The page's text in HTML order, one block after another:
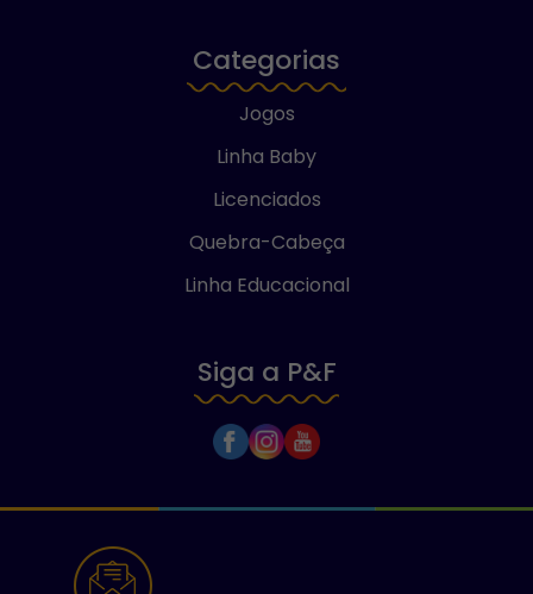
Categorias
Jogos
Linha Baby
Licenciados
Quebra-Cabeça
Linha Educacional
Siga a P&F